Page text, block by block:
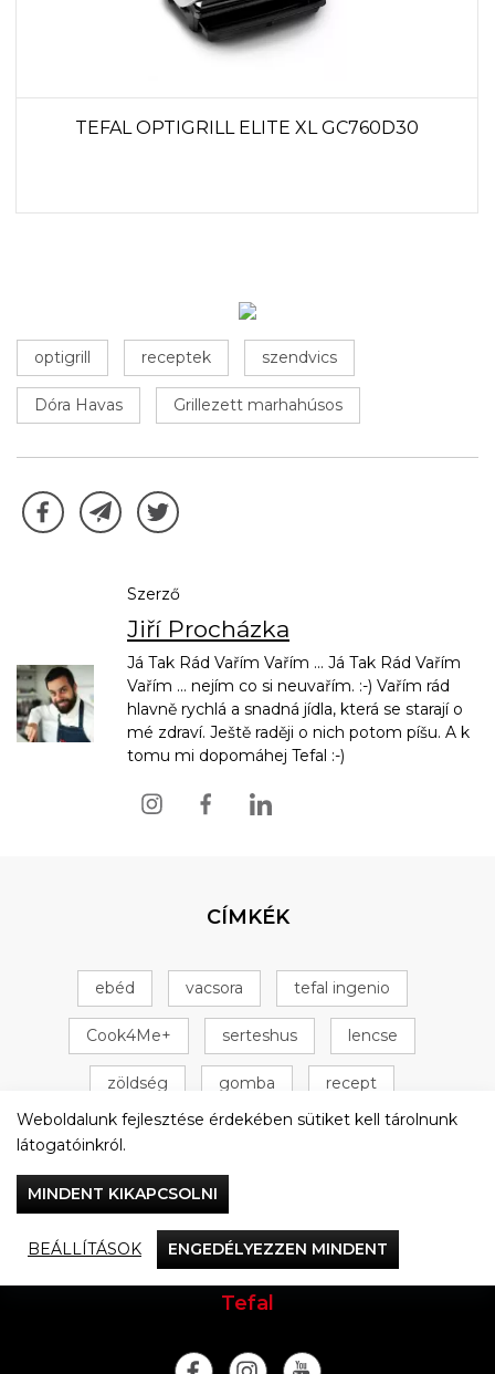
TEFAL OPTIGRILL ELITE XL GC760D30
optigrill receptek szendvics
Dóra Havas Grillezett marhahúsos
Szerző
Jiří Procházka
Já Tak Rád Vařím Vařím ... Já Tak Rád Vařím
Vařím ... nejím co si neuvařím. :-) Vařím rád
hlavně rychlá a snadná jídla, která se starají o
mé zdraví. Ještě raději o nich potom píšu. A k
tomu mi dopomáhej Tefal :-)
CÍMKÉK
ebéd vacsora tefal ingenio
Cook4Me+ serteshus lencse
zöldség gomba recept
Tefal Cook4Me+ csirke + 16 következő
Vacsorázzunk együtt
Tefal
Weboldalunk fejlesztése érdekében sütiket kell tárolnunk
látogatóinkról.
MINDENT KIKAPCSOLNI
BEÁLLÍTÁSOK ENGEDÉLYEZZEN MINDENT